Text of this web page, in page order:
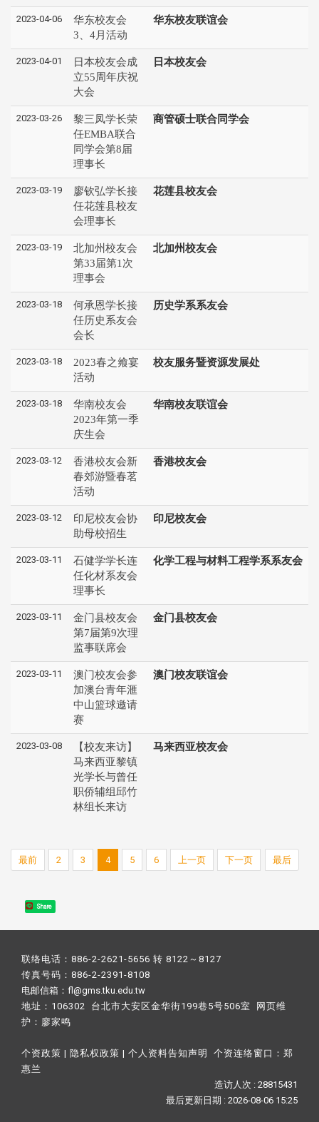
2023-04-06
华东校友会
3、4月活动
华东校友联谊会
2023-04-01
日本校友会成
立55周年庆祝
大会
日本校友会
2023-03-26
黎三凤学长荣
任EMBA联合
同学会第8届
理事长
商管硕士联合同学会
2023-03-19
廖钦弘学长接
任花莲县校友
会理事长
花莲县校友会
2023-03-19
北加州校友会
第33届第1次
理事会
北加州校友会
2023-03-18
何承恩学长接
任历史系友会
会长
历史学系系友会
2023-03-18
2023春之飨宴
活动
校友服务暨资源发展处
2023-03-18
华南校友会
2023年第一季
庆生会
华南校友联谊会
2023-03-12
香港校友会新
春郊游暨春茗
活动
香港校友会
2023-03-12
印尼校友会协
助母校招生
印尼校友会
2023-03-11
石健学学长连
任化材系友会
理事长
化学工程与材料工程学系系友会
2023-03-11
金门县校友会
第7届第9次理
监事联席会
金门县校友会
2023-03-11
澳门校友会参
加澳台青年滙
中山篮球邀请
赛
澳门校友联谊会
2023-03-08
【校友来访】
马来西亚黎镇
光学长与曾任
职侨辅组邱竹
林组长来访
马来西亚校友会
最前 2 3 4 5 6 上一页 下一页 最后
Share
联络电话：886-2-2621-5656 转 8122～8127
传真号码：886-2-2391-8108
电邮信箱：fl@gms.tku.edu.tw
地址：106302 台北市大安区金华街199巷5号506室 网页维
护： 廖家鸣​
个资政策 | 隐私权政策 | 个人资料告知声明 个资连络窗口： 郑
惠兰
造访人次 : 28815431
最后更新日期 :2026-08-06 15:25